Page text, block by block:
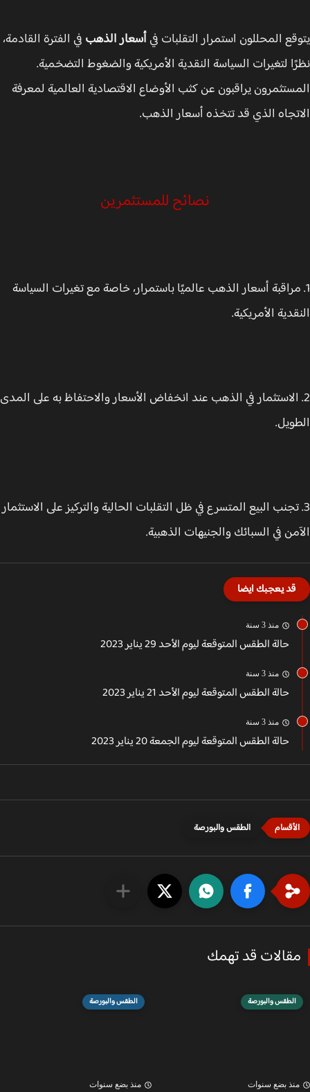
المحللون استمرار التقلبات في أسعار الذهبفي الفترة القادمة،
لتغيرات السياسة النقدية الأمريكية والضغوط التضخمية.
يراقبون عن كثب الأوضاع الاقتصادية العالمية لمعرفة
الذي قد تتخذه أسعار الذهب.
نصائح للمستثمرين
أسعار الذهب عالميًا باستمرار، خاصة مع تغيرات السياسة
الأمريكية.
الاستثمار في الذهب عند انخفاض الأسعار والاحتفاظ به على المدى
البيع المتسرع في ظل التقلبات الحالية والتركيز على الاستثمار
في السبائك والجنيهات الذهبية.
قد يعجبك ايضا
منذ 3 سنة
حالة الطقس المتوقعة ليوم الأحد 29 يناير 2023
منذ 3 سنة
حالة الطقس المتوقعة ليوم الأحد 21 يناير 2023
منذ 3 سنة
حالة الطقس المتوقعة ليوم الجمعة 20 يناير 2023
الطقس والبورصة
قد تهمك
الطقس والبورصة
بضع سنوات
الطقس والبورصة
منذ بضع سنوات